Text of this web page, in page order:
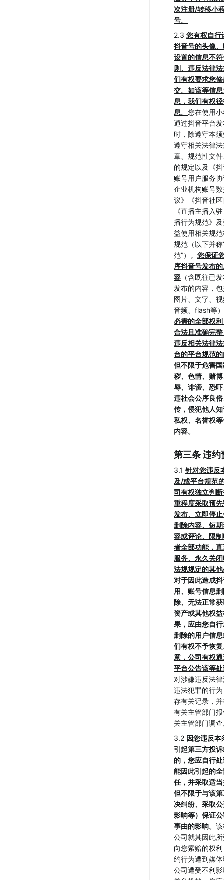
次注册/转移小
号。
2.3 您有权自行
抖音号的头像
设置的信息不
则、违反法律
们有权要求您
交。如该等信
息，我们有权
息。 您在使用
通过抖音平台
时，除遵守本
遵守相关法律
章、规范性文
的规定以及《
账号用户服务
企业机构账号
议》《抖音社
《直播主播入
播行为规范》
益使用相关规
规范（以下并称
范”）。 您保证
序抖音号发布
容 （含既往已
发布的内容，
图片、文字、
音频、flash等）
必需的全部权
合法且准确完整
违反相关法律
台的平台规范
但不限于危害
秽、色情、赌
辱、诽谤、恐
违社会公序良
传，侵犯他人
私权、名誉权
内容。
第三条 违约
3.1 针对您违反
及/或平台规范
司有权独立判
重程度采取预
发布、立即停
删除内容、短
容或评论、限
者全部功能，
服务、永久关
法规规定的其
对于因此造成
用、账号信息
除、无法正常
资产或其他权
果，应由您自
删除的用户信
们有权不予恢
意，公司有权
平台公告该等
对涉嫌违反法
违法犯罪的行
存有关记录，
有关主管部门
关主管部门调
3.2 因您违反本
引起第三方投
的，您应自行
能因此引起的
任，并采取适
但不限于与该
决纠纷、采取
影响等）保证
事由的影响。
公司就其因此
向您索赔的权
约行为遭到媒
公司遭受不利